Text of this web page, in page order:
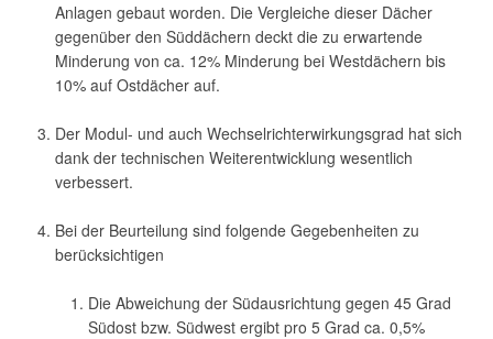
Anlagen gebaut worden. Die Vergleiche dieser Dächer
gegenüber den Süddächern deckt die zu erwartende
Minderung von ca. 12% Minderung bei Westdächern bis
10% auf Ostdächer auf.
Der Modul- und auch Wechselrichterwirkungsgrad hat sich
dank der technischen Weiterentwicklung wesentlich
verbessert.
Bei der Beurteilung sind folgende Gegebenheiten zu
berücksichtigen
Die Abweichung der Südausrichtung gegen 45 Grad
Südost bzw. Südwest ergibt pro 5 Grad ca. 0,5%